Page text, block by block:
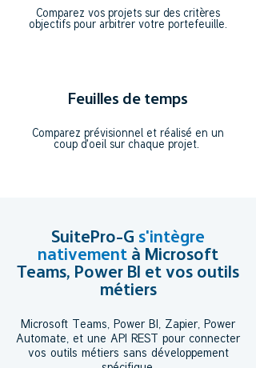
Comparez vos projets sur des critères
objectifs pour arbitrer votre portefeuille.
Feuilles de temps
Comparez prévisionnel et réalisé en un
coup d'oeil sur chaque projet.
SuitePro-G s'intègre
nativement à Microsoft
Teams, Power BI et vos outils
métiers
Microsoft Teams, Power BI, Zapier, Power
Automate, et une API REST pour connecter
vos outils métiers sans développement